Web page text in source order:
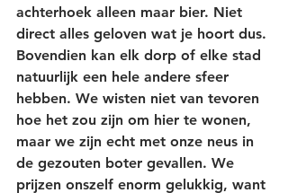
achterhoek alleen maar bier. Niet
direct alles geloven wat je hoort dus.
Bovendien kan elk dorp of elke stad
natuurlijk een hele andere sfeer
hebben. We wisten niet van tevoren
hoe het zou zijn om hier te wonen,
maar we zijn echt met onze neus in
de gezouten boter gevallen. We
prijzen onszelf enorm gelukkig, want